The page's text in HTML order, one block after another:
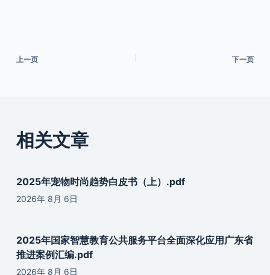
上一页 下一页
相关文章
2025年宠物时尚趋势白皮书（上）.pdf
2026年 8月 6日
2025年国家智慧教育公共服务平台全面深化应用广东省
推进案例汇编.pdf
2026年 8月 6日